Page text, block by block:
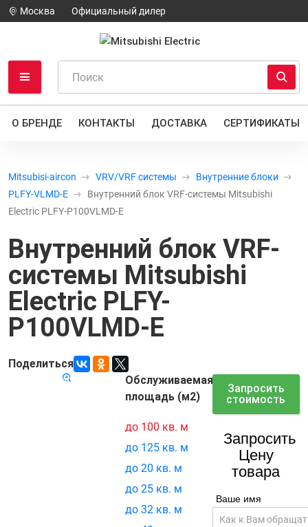
Москва Официальный дилер
О БРЕНДЕ КОНТАКТЫ ДОСТАВКА СЕРТИФИКАТЫ
Mitsubisi-aircon VRV/VRF системы
Внутренние блоки
PLFY-VLMD-E
Внутренний блок VRF-системы Mitsubishi
Electric PLFY-P100VLMD-E
Внутренний блок VRF-
системы Mitsubishi
Electric PLFY-
P100VLMD-E
Поделиться
Код товара:
Запросить
стоимость
Запросить
Цену
товара
Ваше имя
Обслуживаемая
площадь (м2)
до 100 кв. м
до 125 кв. м
до 20 кв. м
до 25 кв. м
до 32 кв. м